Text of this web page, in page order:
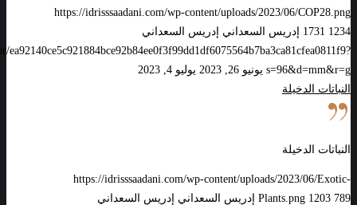
https://idrisssaadani.com/wp-content/uploads/2023/06/COP28.png
1731 1234 إدريس السعداني إدريس السعداني
ea92140ce5c921884bce92b84ee0f3f99dd1df6075564b7ba3ca81cfea0811f9?
s=96&d=mm&r=g يونيو 26, 2023
يوليو 4, 2023
النباتات الدخيلة
النباتات الدخيلة
https://idrisssaadani.com/wp-content/uploads/2023/06/Exotic-
Plants.png 1203 789 إدريس السعداني إدريس السعداني